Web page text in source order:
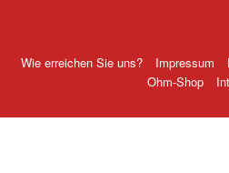
Wie erreichen Sie uns? Impressum
Ohm-Shop